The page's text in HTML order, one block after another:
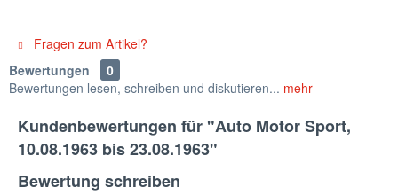
Fragen zum Artikel?
Bewertungen
0
Bewertungen lesen, schreiben und diskutieren... mehr
Kundenbewertungen für "Auto Motor Sport,
10.08.1963 bis 23.08.1963"
Bewertung schreiben